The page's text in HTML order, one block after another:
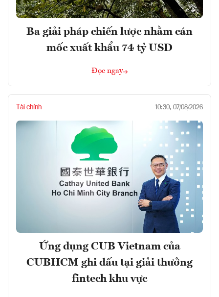
Ba giải pháp chiến lược nhằm cán
mốc xuất khẩu 74 tỷ USD
Đọc ngay
Tài chính 10:30, 07/08/2026
Ứng dụng CUB Vietnam của
CUBHCM ghi dấu tại giải thưởng
fintech khu vực